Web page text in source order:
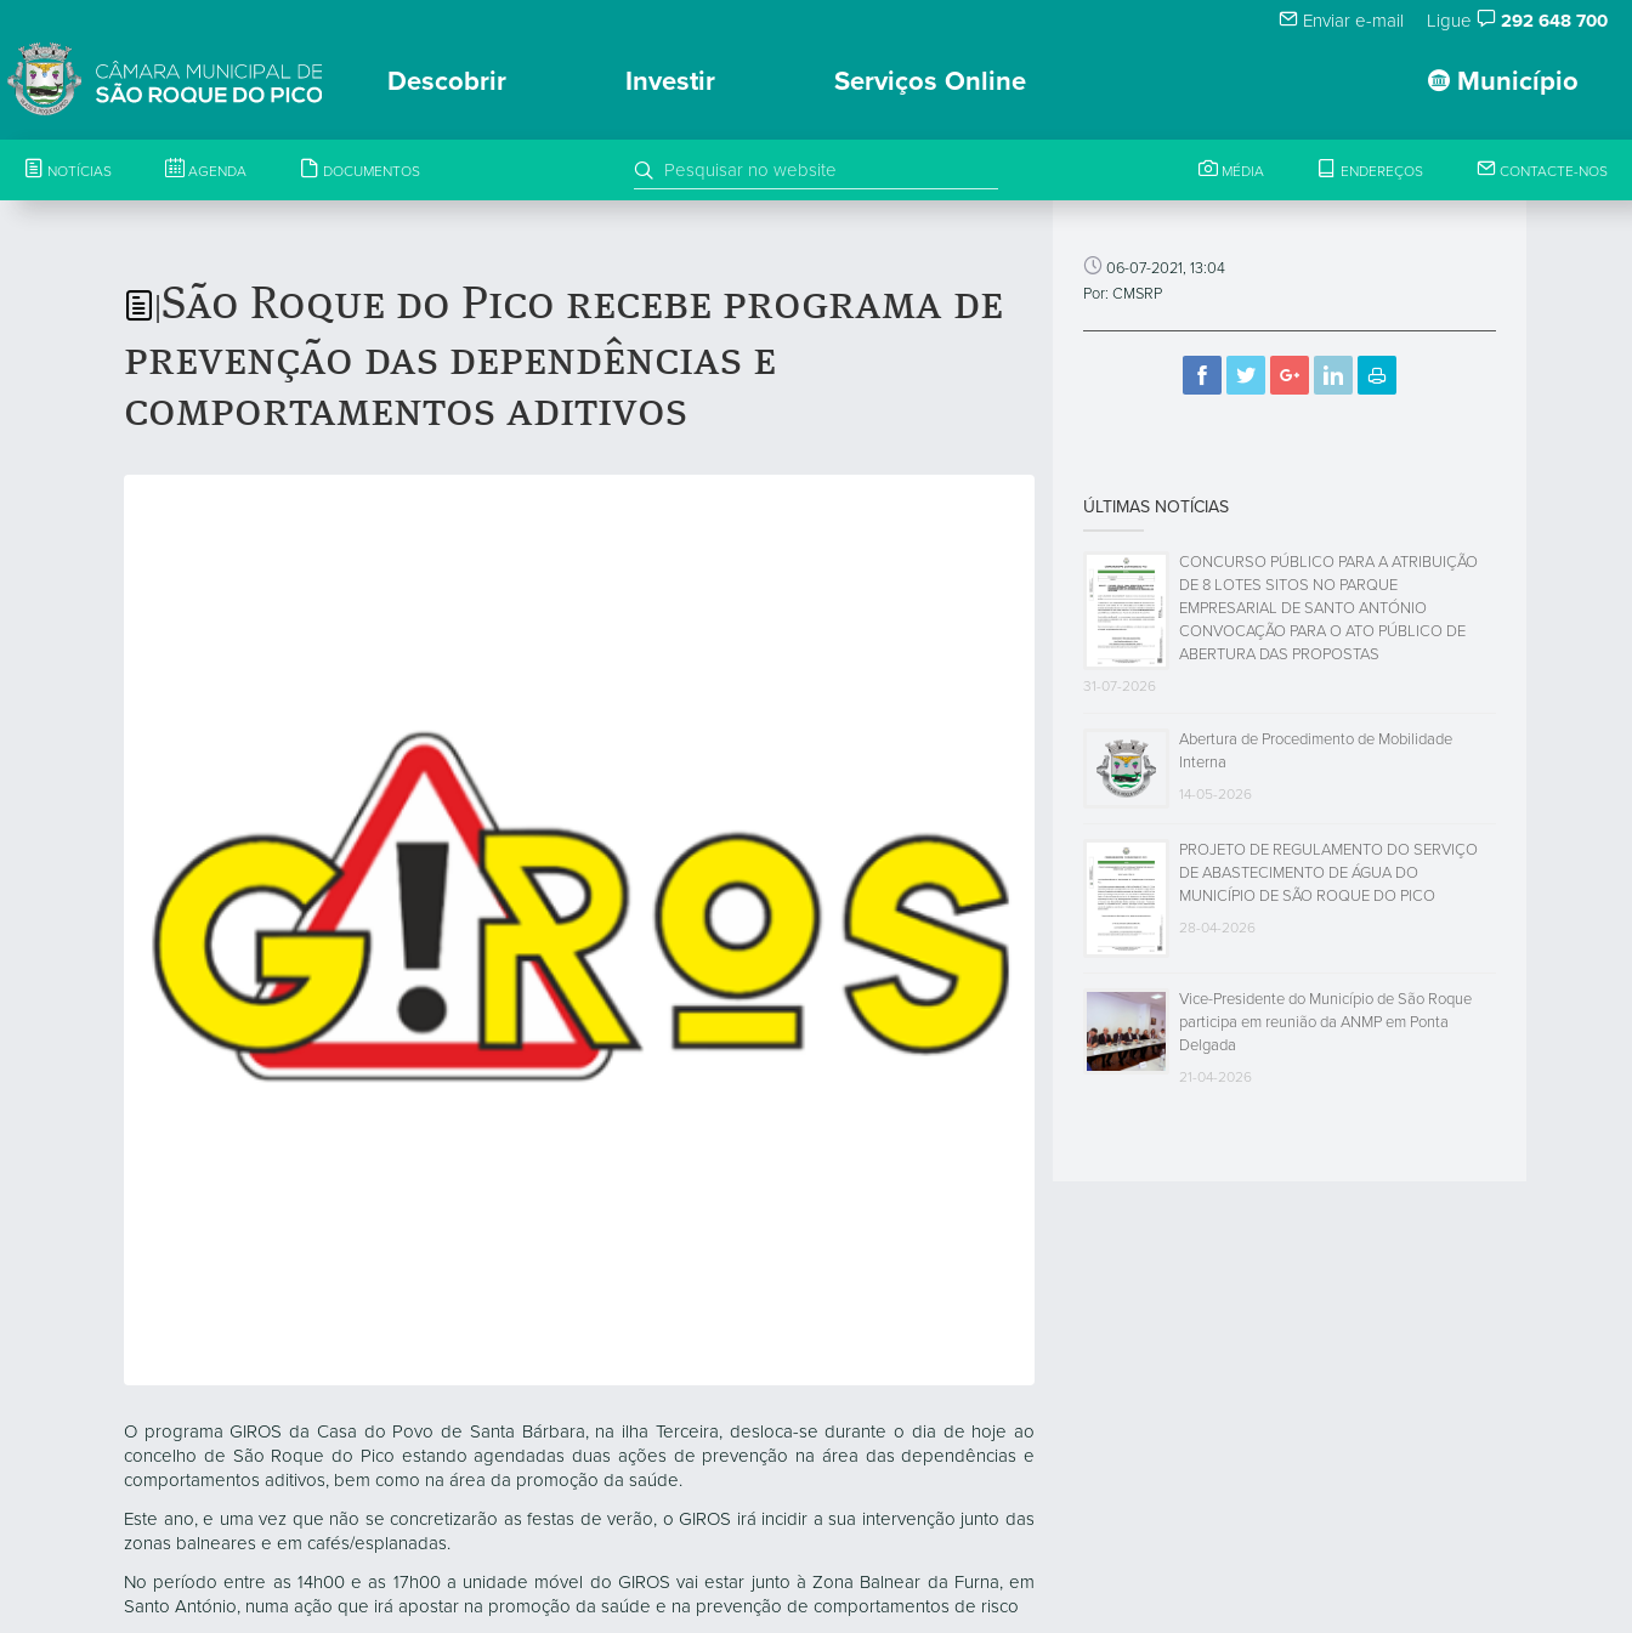
Enviar e-mail Ligue 292 648 700
Município
Descobrir Investir Serviços Online
NOTÍCIAS AGENDA DOCUMENTOS MÉDIA ENDEREÇOS CONTACTE-NOS
São Roque do Pico recebe programa de
prevenção das dependências e
comportamentos aditivos
O programa GIROS da Casa do Povo de Santa Bárbara, na ilha Terceira, desloca-se durante o dia de hoje ao
concelho de São Roque do Pico estando agendadas duas ações de prevenção na área das dependências e
comportamentos aditivos, bem como na área da promoção da saúde.
Este ano, e uma vez que não se concretizarão as festas de verão, o GIROS irá incidir a sua intervenção junto das
zonas balneares e em cafés/esplanadas.
No período entre as 14h00 e as 17h00 a unidade móvel do GIROS vai estar junto à Zona Balnear da Furna, em
Santo António, numa ação que irá apostar na promoção da saúde e na prevenção de comportamentos de risco
06-07-2021, 13:04
Por: CMSRP
ÚLTIMAS NOTÍCIAS
CONCURSO PÚBLICO PARA A ATRIBUIÇÃO
DE 8 LOTES SITOS NO PARQUE
EMPRESARIAL DE SANTO ANTÓNIO
CONVOCAÇÃO PARA O ATO PÚBLICO DE
ABERTURA DAS PROPOSTAS
31-07-2026
Abertura de Procedimento de Mobilidade
Interna
14-05-2026
PROJETO DE REGULAMENTO DO SERVIÇO
DE ABASTECIMENTO DE ÁGUA DO
MUNICÍPIO DE SÃO ROQUE DO PICO
28-04-2026
Vice-Presidente do Município de São Roque
participa em reunião da ANMP em Ponta
Delgada
21-04-2026